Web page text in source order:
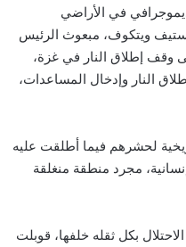
في الأراضي
ستيف ويتكوف، مبعوث الرئيس
وقف إطلاق النار في غزة،
النار وإدخال المساعدات،
لحشرهم فيما أطلقت عليه
مجرد منطقة منغلقة
بكل ثقله خلفها، قوبلت